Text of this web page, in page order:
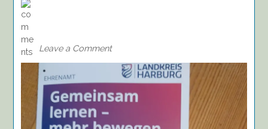
Leave a Comment
Satzung,
22.11.2025